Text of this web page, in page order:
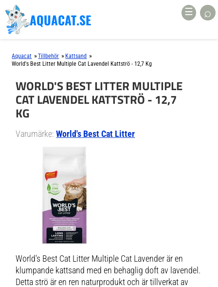
AQUACAT.SE ☰ ⌕
Aquacat »Tillbehör » Kattsand »
World's Best Litter Multiple Cat Lavendel Kattströ - 12,7 Kg
WORLD'S BEST LITTER MULTIPLE
CAT LAVENDEL KATTSTRÖ - 12,7
KG
Varumärke:World's Best Cat Litter
World's Best Cat Litter Multiple Cat Lavender är en
klumpande kattsand med en behaglig doft av lavendel.
Detta strö är en ren naturprodukt och är tillverkat av